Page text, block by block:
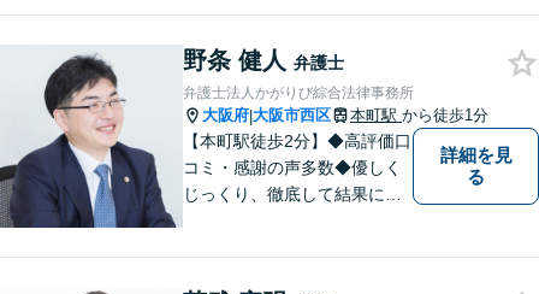
い！
野条 健人 弁護士
弁護士法人かがりび綜合法律事務所
大阪府|大阪市西区 本町駅 から徒歩1分
【本町駅徒歩2分】◆高評価口
コミ・感謝の声多数◆優しく
じっくり、徹底して結果にこ
詳細を見
る